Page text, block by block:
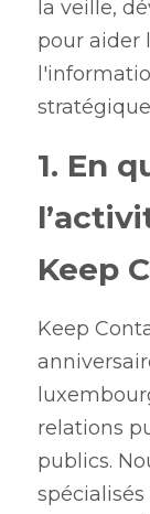
la veille,
pour aider
1. En
Keep
Keep
relations
publics.